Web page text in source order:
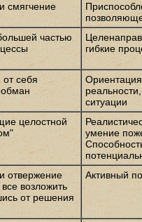
смягчение
частью
гибкие
себя
ситуации
целостной
умение
отвержение
возложить
от решения
Активный